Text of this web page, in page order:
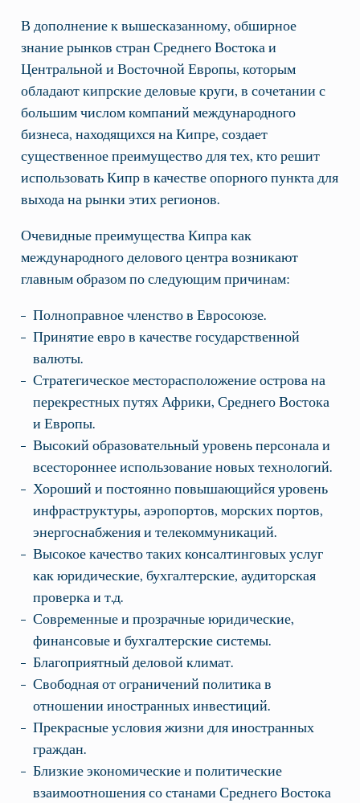
В дополнение к вышесказанному, обширное
знание рынков стран Среднего Востока и
Центральной и Восточной Европы, которым
обладают кипрские деловые круги, в сочетании с
большим числом компаний международного
бизнеса, находящихся на Кипре, создает
существенное преимущество для тех, кто решит
использовать Кипр в качестве опорного пункта для
выхода на рынки этих регионов.
Очевидные преимущества Кипра как
международного делового центра возникают
главным образом по следующим причинам:
Полноправное членство в Евросоюзе.
Принятие евро в качестве государственной
валюты.
Стратегическое месторасположение острова на
перекрестных путях Африки, Среднего Востока
и Европы.
Высокий образовательный уровень персонала и
всестороннее использование новых технологий.
Хороший и постоянно повышающийся уровень
инфраструктуры, аэропортов, морских портов,
энергоснабжения и телекоммуникаций.
Высокое качество таких консалтинговых услуг
как юридические, бухгалтерские, аудиторская
проверка и т.д.
Современные и прозрачные юридические,
финансовые и бухгалтерские системы.
Благоприятный деловой климат.
Свободная от ограничений политика в
отношении иностранных инвестиций.
Прекрасные условия жизни для иностранных
граждан.
Близкие экономические и политические
взаимоотношения со станами Среднего Востока